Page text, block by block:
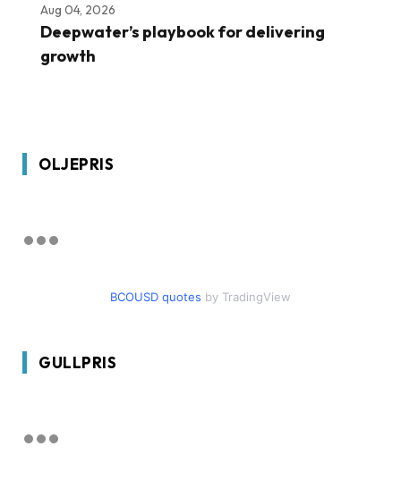
Aug 04, 2026
Deepwater’s playbook for delivering
growth
OLJEPRIS
BCOUSD quotes by TradingView
GULLPRIS